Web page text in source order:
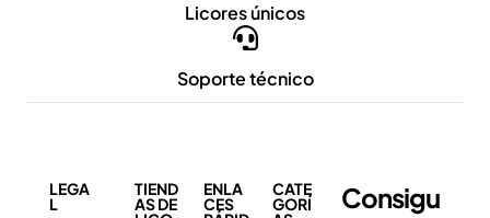
Licores únicos
Soporte técnico
LEGA
L
TIEND
AS DE
ENLA
CES
CATE
GORÍ
Consigu